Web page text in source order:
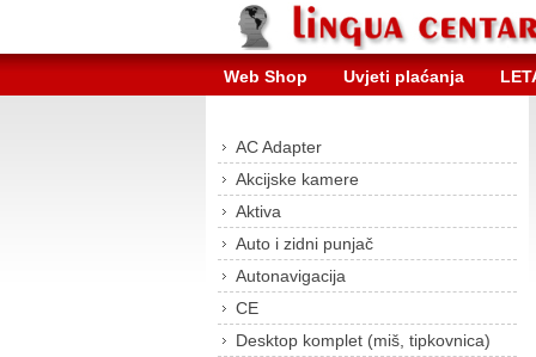
Web Shop Uvjeti plaćanja
AC Adapter
Akcijske kamere
Aktiva
Auto i zidni punjač
Autonavigacija
CE
Desktop komplet (miš, tipkovnica)